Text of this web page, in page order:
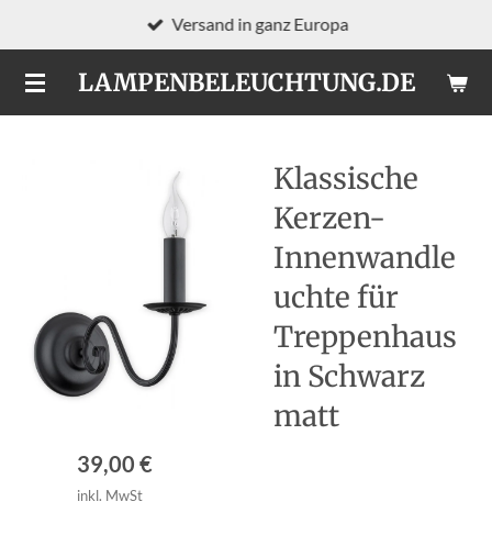
Hauptinhalt
springenLAMPENBELEUCHTUNG.DE
Versand in ganz Europa
Klassische
Kerzen-
Innenwandle
uchte für
Treppenhaus
in Schwarz
matt
39,00 €
inkl. MwSt